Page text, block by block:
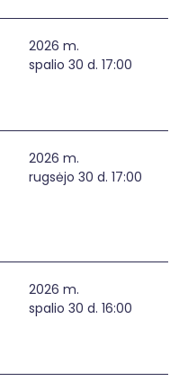
2026 m.
spalio 30 d. 17:00
2026 m.
rugsėjo 30 d. 17:00
2026 m.
spalio 30 d. 16:00